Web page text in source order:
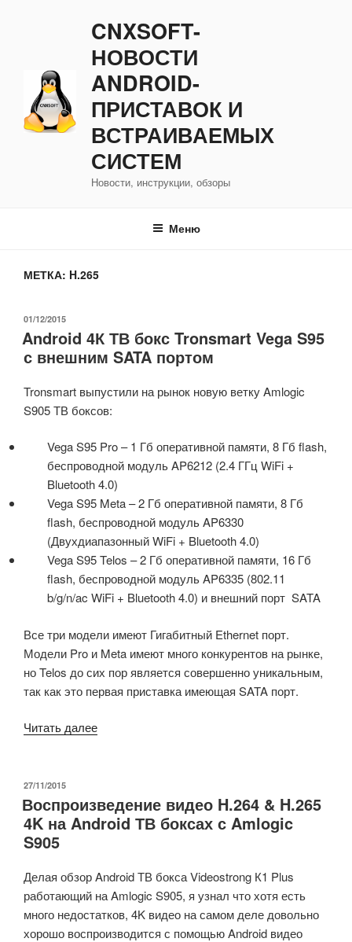
CNXSOFT-
НОВОСТИ
ANDROID-
ПРИСТАВОК И
ВСТРАИВАЕМЫХ
СИСТЕМ
Новости, инструкции, обзоры
Меню
МЕТКА: H.265
ОПУБЛИКОВАНО
01/12/2015
Android 4К ТВ бокс Tronsmart Vega S95
с внешним SATA портом
Tronsmart выпустили на рынок новую ветку Amlogic
S905 ТВ боксов:
Vega S95 Pro – 1 Гб оперативной памяти, 8 Гб flash,
беспроводной модуль AP6212 (2.4 ГГц WiFi +
Bluetooth 4.0)
Vega S95 Meta – 2 Гб оперативной памяти, 8 Гб
flash, беспроводной модуль AP6330
(Двухдиапазонный WiFi + Bluetooth 4.0)
Vega S95 Telos – 2 Гб оперативной памяти, 16 Гб
flash, беспроводной модуль AP6335 (802.11
b/g/n/ac WiFi + Bluetooth 4.0) и внешний порт SATA
Все три модели имеют Гигабитный Ethernet порт.
Модели Pro и Meta имеют много конкурентов на рынке,
но Telos до сих пор является совершенно уникальным,
так как это первая приставка имеющая SATA порт.
Читать далее«Android
Tronsmart
Vega
внешним
SATA
портом»
ОПУБЛИКОВАНО
27/11/2015
Воспроизведение видео H.264 & H.265
4K на Android ТВ боксах с Amlogic
S905
Делая обзор Android ТВ бокса Videostrong К1 Plus
работающий на Amlogic S905, я узнал что хотя есть
много недостатков, 4K видео на самом деле довольно
хорошо воспроизводится с помощью Android видео